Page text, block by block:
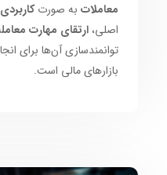
معاملات به صورتکاربردی
اصلی،ارتقای مهارت
توانمندسازی آن‌ها برای
بازارهای مالی است.